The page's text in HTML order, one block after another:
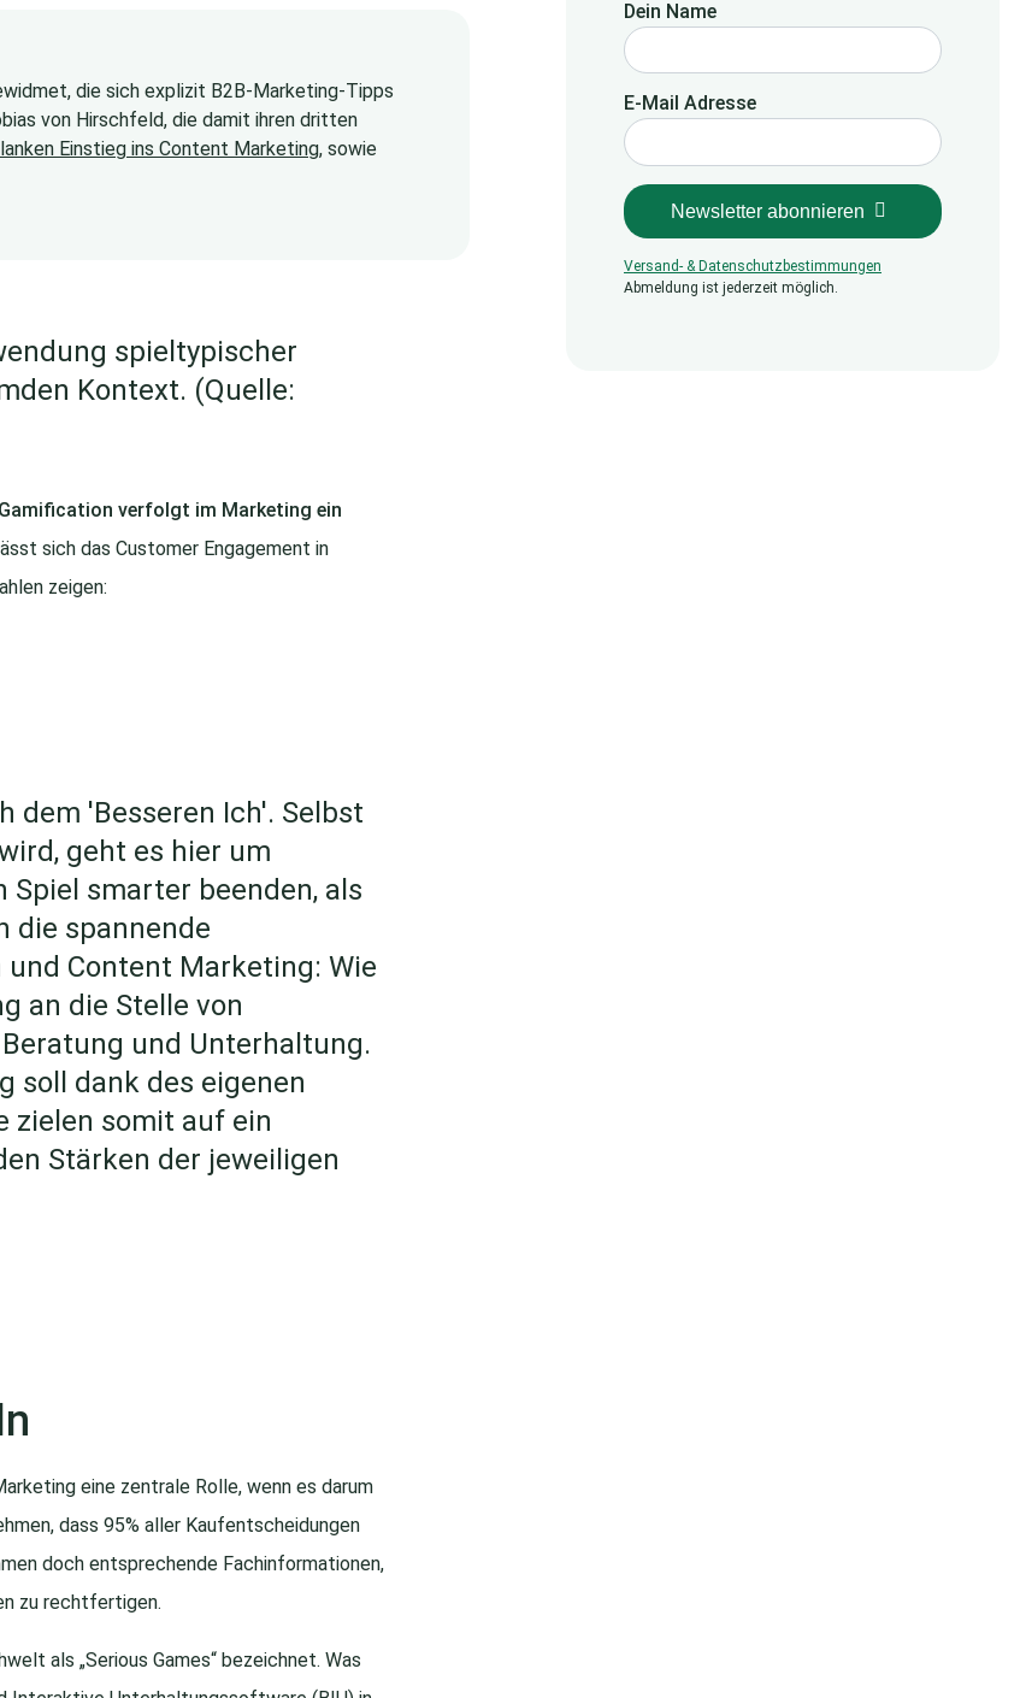
Dein Name
E-Mail Adresse
Newsletter abonnieren
Versand- & Datenschutzbestimmungen
Abmeldung ist jederzeit möglich.
die sich explizit B2B-Marketing-Tipps
von Hirschfeld, die damit ihren dritten
Einstieg ins Content Marketing, sowie
spieltypischer
Kontext. (Quelle:
Gamification verfolgt im Marketing ein
sich das Customer Engagement in
zeigen:
dem 'Besseren Ich'. Selbst
geht es hier um
smarter beenden, als
die spannende
Content Marketing: Wie
an die Stelle von
und Unterhaltung.
soll dank des eigenen
zielen somit auf ein
Stärken der jeweiligen
eine zentrale Rolle, wenn es darum
dass 95% aller Kaufentscheidungen
doch entsprechende Fachinformationen,
zu rechtfertigen.
als „Serious Games“ bezeichnet. Was